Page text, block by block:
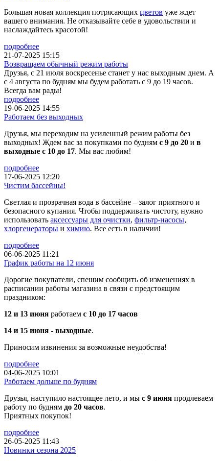
Большая новая коллекция потрясающих цветов уже ждет
вашего внимания. Не отказывайте себе в удовольствии и
наслаждайтесь красотой!
подробнее
21-07-2025 15:15
Возвращаем обычный режим работы
Друзья, с 21 июля воскресенье станет у нас выходным днем. А
с 4 августа по будням мы будем работать с 9 до 19 часов.
Всегда вам рады!
подробнее
19-06-2025 14:55
Работаем без выходных
Друзья, мы переходим на усиленный режим работы без
выходных! Ждем вас за покупками по будням с 9 до 20 и в
выходные с 10 до 17. Мы вас любим!
подробнее
17-06-2025 12:20
Чистим бассейны!
Светлая и прозрачная вода в бассейне – залог приятного и
безопасного купания. Чтобы поддерживать чистоту, нужно
использовать аксессуары для очистки, фильтр-насосы,
хлоргенераторы и химию. Все есть в наличии!
подробнее
06-06-2025 11:21
График работы на 12 июня
Дорогие покупатели, спешим сообщить об изменениях в
расписании работы магазина в связи с предстоящим
праздником:
12 и 13 июня работаем с 10 до 17 часов
14 и 15 июня - выходные.
Приносим извинения за возможные неудобства!
подробнее
04-06-2025 10:01
Работаем дольше по будням
Друзья, наступило настоящее лето, и мы с 9 июня продлеваем
работу по будням до 20 часов.
Приятных покупок!
подробнее
26-05-2025 11:43
Новинки сезона 2025